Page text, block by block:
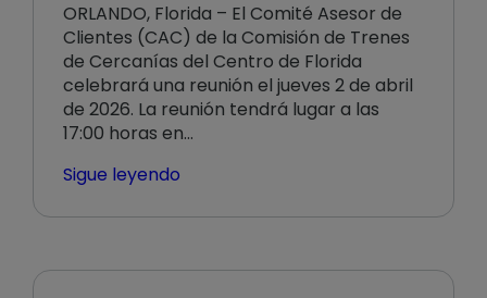
ORLANDO, Florida – El Comité Asesor de
Clientes (CAC) de la Comisión de Trenes
de Cercanías del Centro de Florida
celebrará una reunión el jueves 2 de abril
de 2026. La reunión tendrá lugar a las
17:00 horas en…
Sigue leyendo